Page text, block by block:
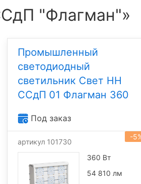
"Флагман"»
Промышленный
светодиодный
светильник Свет НН
ССдП 01 Флагман 360
Под заказ
-
артикул 101730
360 Вт
54 810 лм